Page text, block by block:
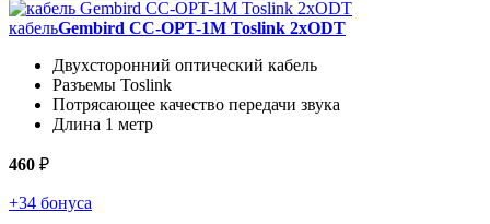
кабельGembird CC-OPT-1M Toslink 2xODT
Двухсторонний оптический кабель
Разъемы Toslink
Потрясающее качество передачи звука
Длина 1 метр
460 ₽
+34 бонуса